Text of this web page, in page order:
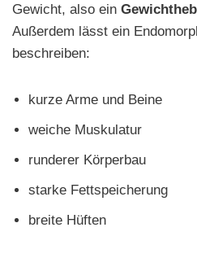
Gewicht, also ein
Außerdem lässt ein
beschreiben:
kurze Arme und Beine
weiche Muskulatur
runderer Körperbau
starke Fettspeicherung
breite Hüften